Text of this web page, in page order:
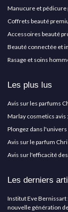
Manucure et
Coffrets beauté
Accessoires beauté
Beauté connectée et
Rasage et soins
Les plus lus
Avis sur les parfums
Marlay cosmetics avis
Plongez dans
Avis sur le parfum
Avis sur l'efficacité
Les derniers
Institut Eve Bernissart
nouvelle génération